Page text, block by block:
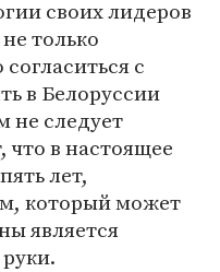
своих лидеров
только
с
в Белоруссии
не следует
что в настоящее
лет,
который может
является